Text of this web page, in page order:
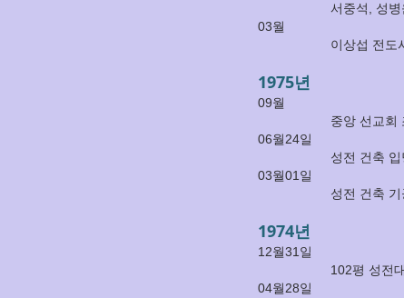
서중석, 성
03월
이상섭 전도
1975년
09월
중앙 선교회
06월24일
성전 건축
03월01일
성전 건축 기
1974년
12월31일
102평 성전
04월28일